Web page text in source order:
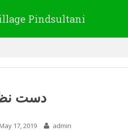
Pindsultani
دست
May 17, 2019 admin